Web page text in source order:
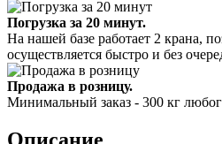
Погрузка за 20 минут.
На нашей базе работает 2 крана,
осуществляется быстро и без
Продажа в розницу.
Минимальный заказ - 300 кг